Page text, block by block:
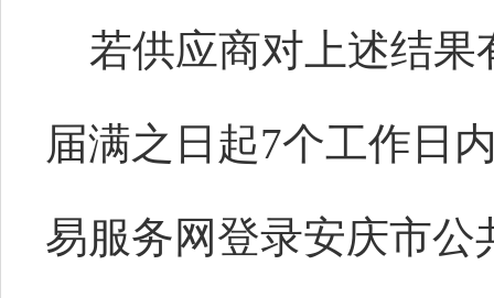
若供应商对上述结
届满之日起7个工作日
易服务网登录安庆市公